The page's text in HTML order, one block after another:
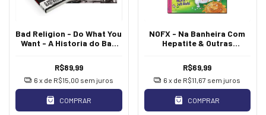
Bad Religion - Do What You
Want - A Historia do Bad
R$89,99
6 x de R$15,00 sem juros
COMPRAR
NOFX - Na Banheira Com
Hepatite & Outras
R$69,99
6 x de R$11,67 sem juros
COMPRAR